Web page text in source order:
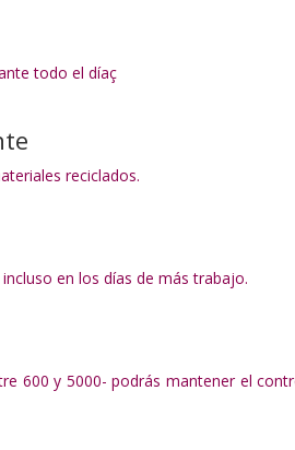
todo el díaç
reciclados.
en los días de más trabajo.
600 y 5000- podrás mantener el